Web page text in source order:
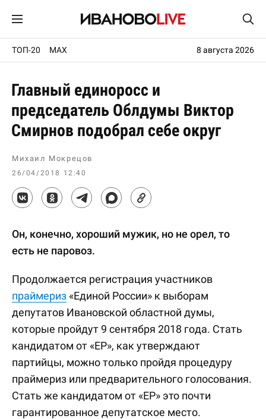
ТОП-20 MAX 8 августа 2026
Главный единоросс и
председатель Облдумы Виктор
Смирнов подобрал себе округ
Михаил Мокрецов
26/04/2018 12:40
Он, конечно, хороший мужик, но не орел, то
есть не паровоз.
Продолжается регистрация участников
праймериз «Единой России» к выборам
депутатов Ивановской областной думы,
которые пройдут 9 сентября 2018 года. Стать
кандидатом от «ЕР», как утверждают
партийцы, можно только пройдя процедуру
праймериз или предварительного голосования.
Стать же кандидатом от «ЕР» это почти
гарантированное депутатское место.